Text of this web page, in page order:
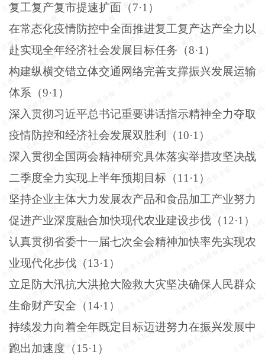
复工复产复市提速扩面（7·1 ）
在常态化疫情防控中全面推进复工复产达产全力以
赴实现全年经济社会发展目标任务（8·1 ）
构建纵横交错立体交通网络完善支撑振兴发展运输
体系（9·1 ）
深入贯彻习近平总书记重要讲话指示精神全力夺取
疫情防控和经济社会发展双胜利（10·1 ）
深入贯彻全国两会精神研究具体落实举措攻坚决战
二季度全力实现上半年预期目标（11 ·1 ）
坚持企业主体大力发展农产品和食品加工产业努力
促进产业深度融合加快现代农业建设步伐（12·1 ）
认真贯彻省委十一届七次全会精神加快率先实现农
业现代化步伐（13·1 ）
立足防大汛抗大洪抢大险救大灾坚决确保人民群众
生命财产安全（14·1 ）
持续发力向着全年既定目标迈进努力在振兴发展中
跑出加速度（15·1 ）